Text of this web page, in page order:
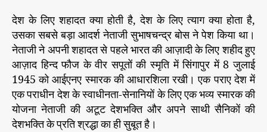
देश के लिए शहादत क्या होती है, देश के लिए त्याग क्या होता है,
उसका सबसे बड़ा आदर्श नेताजी सुभाषचन्द्र बोस ने पेश किया था।
नेताजी ने अपनी शहादत से पहले भारत की आज़ादी के लिए शहीद हुए
आज़ाद हिन्द फौज के वीर सपूतों की स्मृति में सिंगापुर में 8 जुलाई
1945 को आईएनए स्मारक की आधारशिला रखी। एक पराए देश में
एक पराधीन देश के स्वाधीनता-सेनानियों के लिए एक भव्य स्मारक की
योजना नेताजी की अटूट देशभक्ति और अपने साथी सैनिकों की
देशभक्ति के प्रति श्रद्धा का ही सुबूत है।